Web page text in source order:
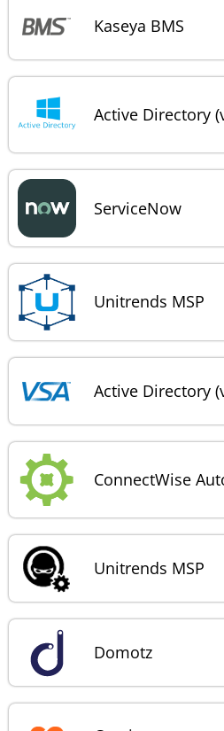
Kaseya BMS
Active Directory
ServiceNow
Unitrends MSP
Active Directory
ConnectWise
Unitrends MSP
Domotz